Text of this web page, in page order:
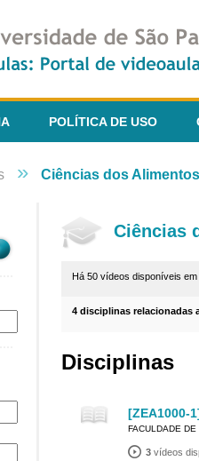
POLÍTICA DE USO
» Ciências dos Alimentos
Ciências
Há 50 vídeos disponíveis em
4 disciplinas relacionadas
Disciplinas
[ZEA1000-
FACULDADE
3 vídeos